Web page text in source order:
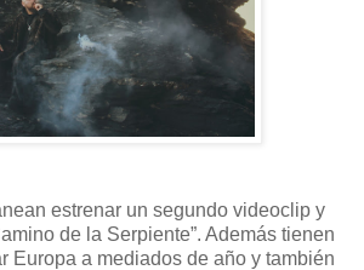
estrenar un segundo videoclip y
de la Serpiente”. Además tienen
Europa a mediados de año y también